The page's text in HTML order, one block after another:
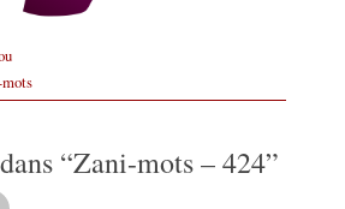
“Zani-mots – 424”